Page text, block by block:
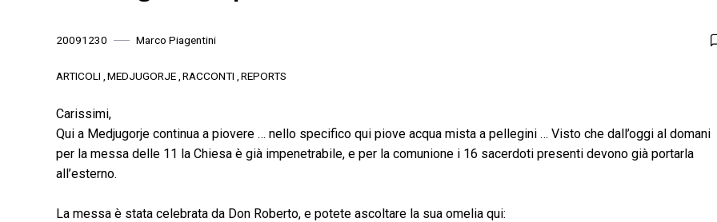
20091230 Marco Piagentini
ARTICOLI MEDJUGORJE RACCONTI REPORTS
Carissimi,
Qui a Medjugorje continua a piovere … nello specifico qui piove acqua mista a pellegini … Visto che dall’oggi al domani
per la messa delle 11 la Chiesa è già impenetrabile, e per la comunione i 16 sacerdoti presenti devono già portarla
all’esterno.
La messa è stata celebrata da Don Roberto, e potete ascoltare la sua omelia qui: